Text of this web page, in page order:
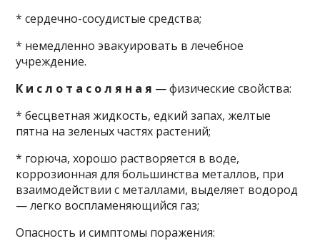
* сердечно-сосудистые средства;
* немедленно эвакуировать в лечебное
учреждение.
К и с л о т а с о л я н а я — физические свойства:
* бесцветная жидкость, едкий запах, желтые
пятна на зеленых частях растений;
* горюча, хорошо растворяется в воде,
коррозионная для большинства металлов, при
взаимодействии с металлами, выделяет водород
— легко воспламеняющийся газ;
Опасность и симптомы поражения: